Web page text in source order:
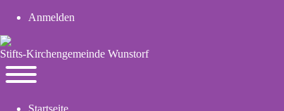
User
account
menu
Anmelden
Stifts-Kirchengemeinde Wunstorf
Navigation
Startseite